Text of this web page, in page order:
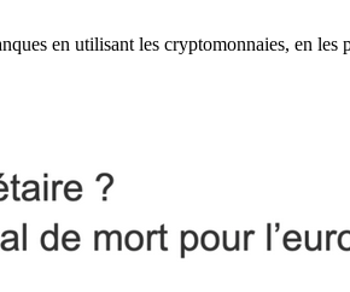
en utilisant les cryptomonnaies, en